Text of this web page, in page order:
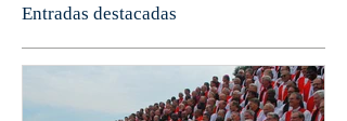
Entradas destacadas